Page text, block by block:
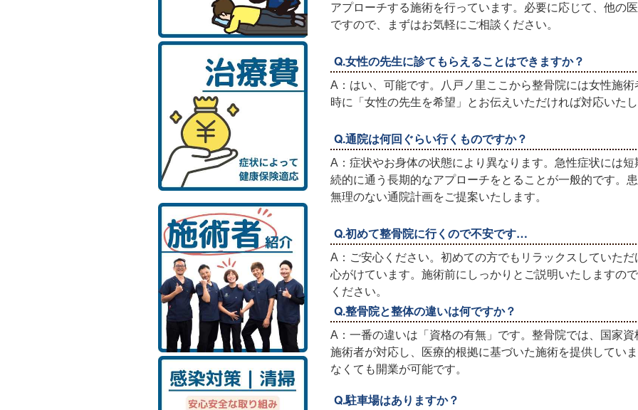
アプローチする施術を行っています。必要に応じて、他の
ですので、まずはお気軽にご相談ください。
Q.女性の先生に診てもらえることはできますか？
A：はい、可能です。八戸ノ里ここから整骨院には女性施
時に「女性の先生を希望」とお伝えいただければ対応いた
Q.通院は何回ぐらい行くものですか？
A：症状やお身体の状態により異なります。急性症状には
続的に通う長期的なアプローチをとることが一般的です。
無理のない通院計画をご提案いたします。
Q.初めて整骨院に行くので不安です…
A：ご安心ください。初めての方でもリラックスしていた
心がけています。施術前にしっかりとご説明いたしますの
ください。
Q.整骨院と整体の違いは何ですか？
A：一番の違いは「資格の有無」です。整骨院では、国家
施術者が対応し、医療的根拠に基づいた施術を提供してい
なくても開業が可能です。
Q.駐車場はありますか？